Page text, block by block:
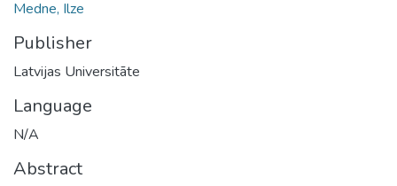
Medne, Ilze
Publisher
Latvijas Universitāte
Language
N/A
Abstract